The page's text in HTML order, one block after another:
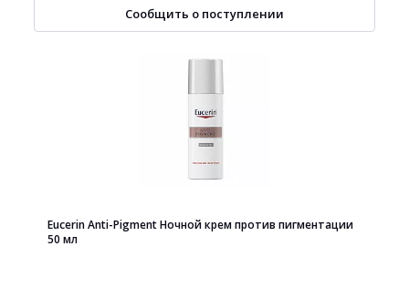
Сообщить о поступлении
Eucerin Anti-Pigment Ночной крем против пигментации
50 мл